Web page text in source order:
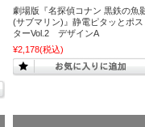
劇場版『名探偵コナン 黒鉄の魚
(サブマリン)』静電ピタッとポス
ターVol.2 デザインA
¥2,178(税込)